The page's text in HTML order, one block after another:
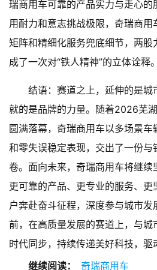
瑞商用车可靠的产品实力与走心的
用耐力和意志挑战极限，奇瑞商
矩阵和精细化服务兜底细节，两
成了一次对“铁人精神”的立体诠释。
结语：赛道之上，延伸的是
就的是品牌的力量。随着2026芜
圆满落幕，奇瑞商用车以多场景
和零失误稳定表现，交出了一份与
卷。面向未来，奇瑞商用车将继续
更可靠的产品、更专业的服务、更
户奔赴奋斗征程，深度参与城市
前，在高质量发展的赛道上，与城
时代同步，持续传递美好科技，驱
继续阅读：
奇瑞商用车